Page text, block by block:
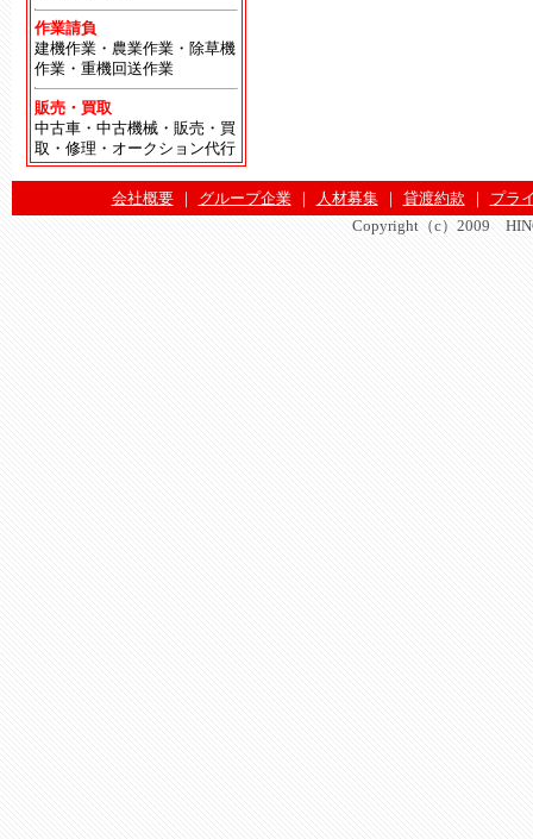
作業請負
建機作業・農業作業・除草機
作業・重機回送作業
販売・買取
中古車・中古機械・販売・買
取・修理・オークション代行
会社概要｜ グループ企業｜ 人材募集｜ 貸渡約款 ｜ プラ
Copyright（c）2009